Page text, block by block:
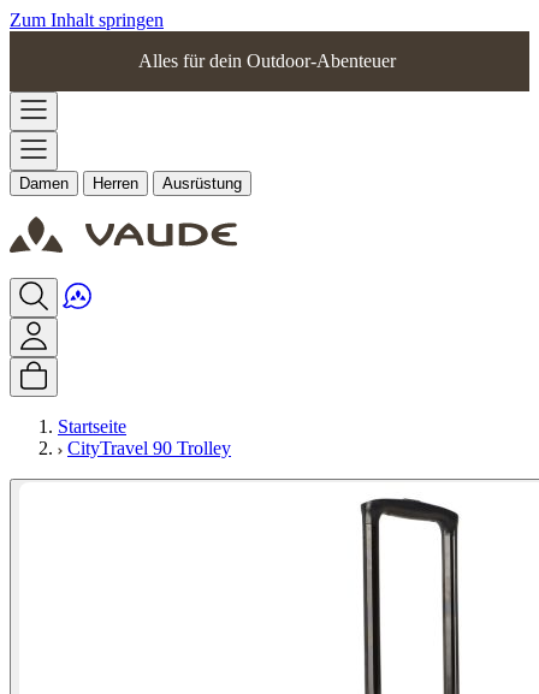
Zum Inhalt springen
Alles für dein Outdoor-Abenteuer
Damen Herren Ausrüstung
Startseite
CityTravel 90 Trolley